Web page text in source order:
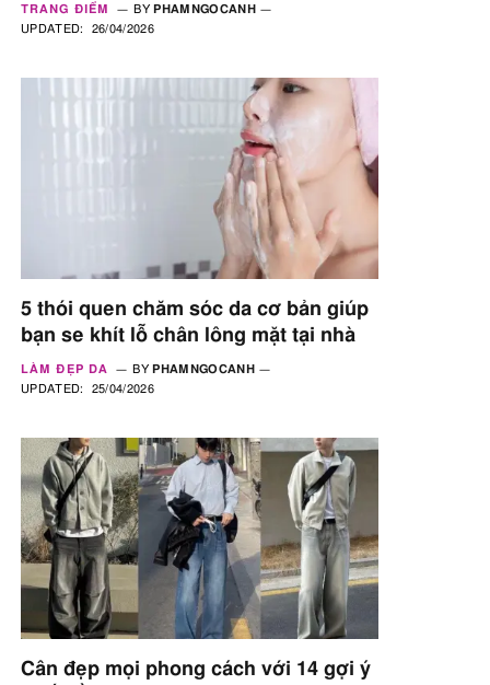
TRANG ĐIỂM BY PHAMNGOCANH
UPDATED:
26/04/2026
5 thói quen chăm sóc da cơ bản giúp
bạn se khít lỗ chân lông mặt tại nhà
LÀM ĐẸP DA BY PHAMNGOCANH
UPDATED:
25/04/2026
Cân đẹp mọi phong cách với 14 gợi ý